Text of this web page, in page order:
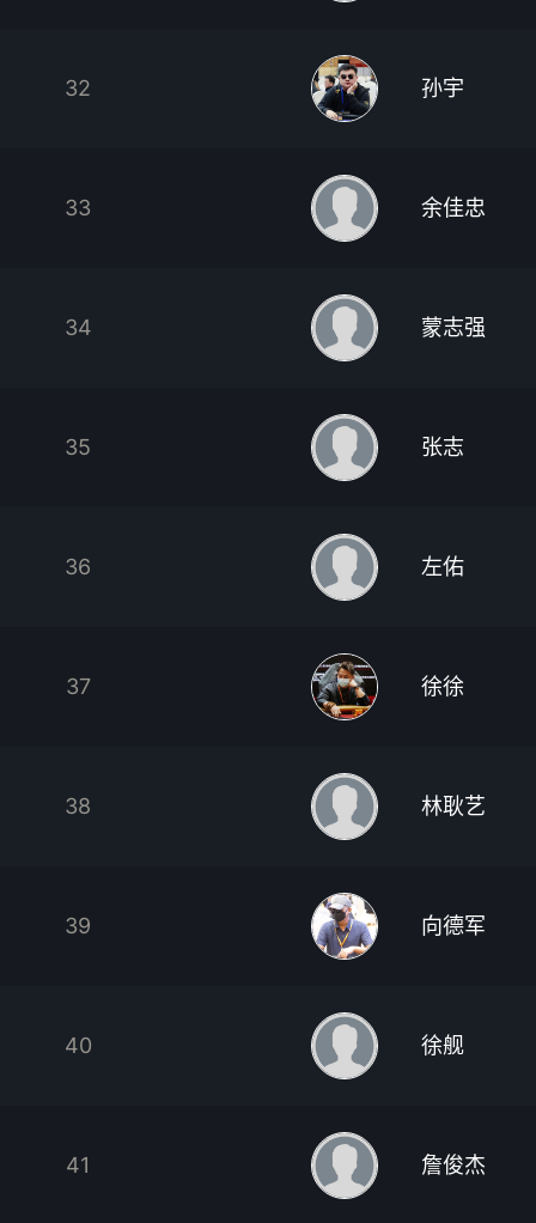
32 孙宇
33 余佳忠
34 蒙志强
35 张志
36 左佑
37 徐徐
38 林耿艺
39 向德军
40 徐舰
41 詹俊杰